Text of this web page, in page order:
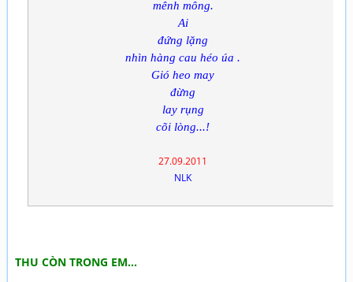
mênh mông.
Ai
đứng lặng
nhìn hàng cau héo úa .
Gió heo may
đừng
lay rụng
cõi lòng...!
27.09.2011
NLK
THU CÒN TRONG EM…